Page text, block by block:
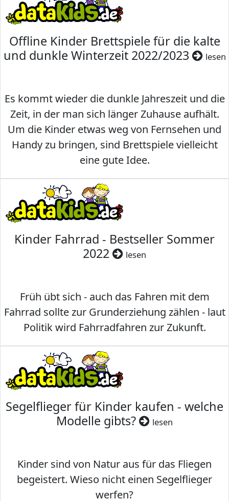
Offline Kinder Brettspiele für die kalte
und dunkle Winterzeit 2022/2023
lesen
Es kommt wieder die dunkle Jahreszeit und die
Zeit, in der man sich länger Zuhause aufhält.
Um die Kinder etwas weg von Fernsehen und
Handy zu bringen, sind Brettspiele vielleicht
eine gute Idee.
Kinder Fahrrad - Bestseller Sommer
2022
lesen
Früh übt sich - auch das Fahren mit dem
Fahrrad sollte zur Grunderziehung zählen - laut
Politik wird Fahrradfahren zur Zukunft.
Segelflieger für Kinder kaufen - welche
Modelle gibts?
lesen
Kinder sind von Natur aus für das Fliegen
begeistert. Wieso nicht einen Segelflieger
werfen?